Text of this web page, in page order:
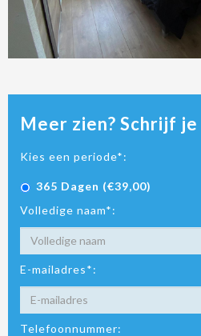
Meer zien? Schrijf
Kies een periode*:
365 Dagen (€39,00)
Volledige naam*:
E-mailadres*:
Telefoonnummer: